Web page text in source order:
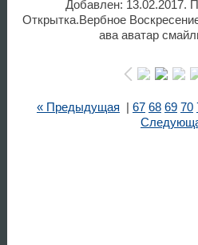
Добавлен: 13.02.2017.
Открытка.Вербное
ава аватар
« Предыдущая 67 68 69 70